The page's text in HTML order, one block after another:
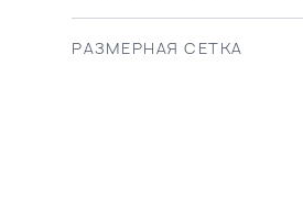
РАЗМЕРНАЯ СЕТКА